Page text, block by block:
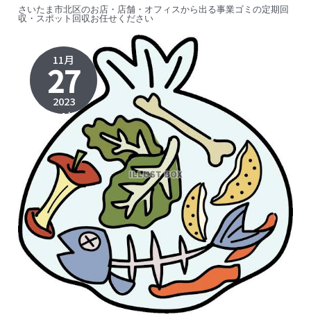
さいたま市北区のお店・店舗・オフィスから出る事業ゴミの定期回
収・スポット回収お任せください
11月
27
2023
2024年2
月19日